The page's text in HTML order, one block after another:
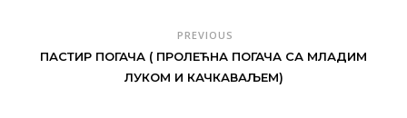
PREVIOUS
ПАСТИР ПОГАЧА ( ПРОЛЕЋНА ПОГАЧА СА МЛАДИМ
ЛУКОМ И КАЧКАВАЉЕМ)